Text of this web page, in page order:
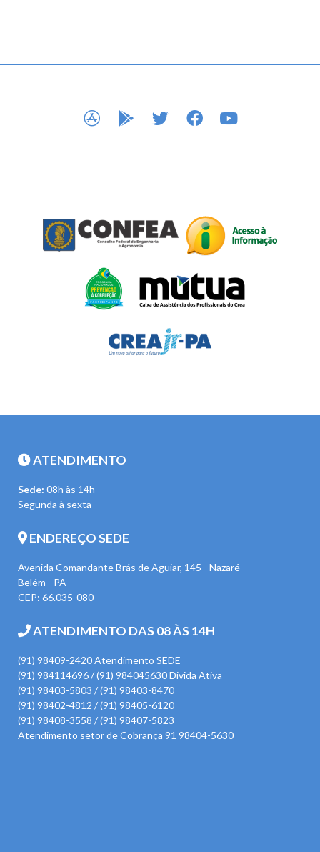
APP STOREGOOGLE PLAY
TWITTERFACEBOOK
ATENDIMENTO
Sede: 08h às 14h
Segunda à sexta
ENDEREÇO SEDE
Avenida Comandante Brás de Aguiar, 145 - Nazaré
Belém - PA
CEP: 66.035-080
ATENDIMENTO DAS 08 ÀS 14H
(91) 98409-2420 Atendimento SEDE
(91) 984114696 / (91) 984045630 Divida Ativa
(91) 98403-5803 / (91) 98403-8470
(91) 98402-4812 / (91) 98405-6120
(91) 98408-3558 / (91) 98407-5823
Atendimento setor de Cobrança 91 98404-5630